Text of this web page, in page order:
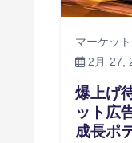
マーケッ
2月 27,
爆上げ
ット広
成長ポ